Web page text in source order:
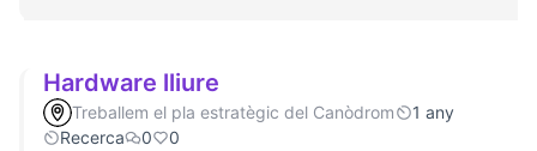
Hardware lliure
Treballem el pla estratègic del Canòdrom
1 any
Recerca
0 0